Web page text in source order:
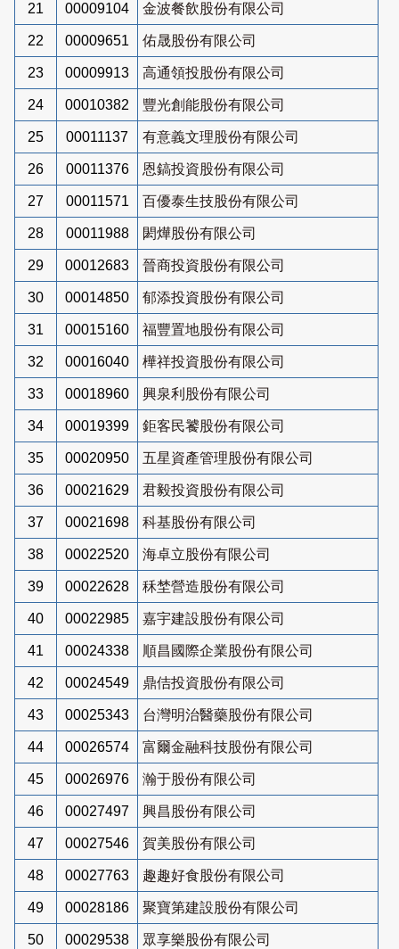
21 00009104 金波餐飲股份有限公司
22 00009651 佑晟股份有限公司
23 00009913 高通領投股份有限公司
24 00010382 豐光創能股份有限公司
25 00011137 有意義文理股份有限公司
26 00011376 恩鎬投資股份有限公司
27 00011571 百優泰生技股份有限公司
28 00011988 閎燁股份有限公司
29 00012683 晉商投資股份有限公司
30 00014850 郁添投資股份有限公司
31 00015160 福豐置地股份有限公司
32 00016040 樺祥投資股份有限公司
33 00018960 興泉利股份有限公司
34 00019399 鉅客民饕股份有限公司
35 00020950 五星資產管理股份有限公司
36 00021629 君毅投資股份有限公司
37 00021698 科基股份有限公司
38 00022520 海卓立股份有限公司
39 00022628 秝埜營造股份有限公司
40 00022985 嘉宇建設股份有限公司
41 00024338 順昌國際企業股份有限公司
42 00024549 鼎佶投資股份有限公司
43 00025343 台灣明治醫藥股份有限公司
44 00026574 富爾金融科技股份有限公司
45 00026976 瀚于股份有限公司
46 00027497 興昌股份有限公司
47 00027546 賀美股份有限公司
48 00027763 趣趣好食股份有限公司
49 00028186 聚寶第建設股份有限公司
50 00029538
眾享樂股份有限公司